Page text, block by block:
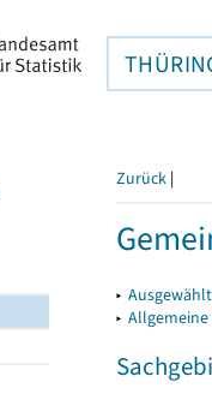
Zurück |
▸
▸